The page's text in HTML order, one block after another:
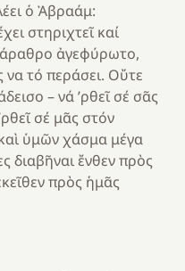
ὁ Ἀβραάμ:
στηριχτεῖ καί
ἀγεφύρωτο,
να τό περάσει. Οὔτε
– νά ’ρθεῖ σέ σᾶς
σέ μᾶς στόν
ὑμῶν χάσμα μέγα
διαβῆναι ἔνθεν πρὸς
πρὸς ἡμᾶς